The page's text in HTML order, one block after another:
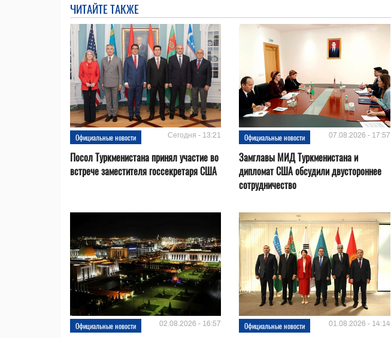
ЧИТАЙТЕ ТАКЖЕ
Официальные новости Сегодня - 13:21
Посол Туркменистана принял участие во
встрече заместителя госсекретаря США
Официальные новости 07.08.2026 - 17:57
Замглавы МИД Туркменистана и
дипломат США обсудили двустороннее
сотрудничество
Официальные новости 02.08.2026 - 16:57 Официальные новости 01.08.2026 - 14:14